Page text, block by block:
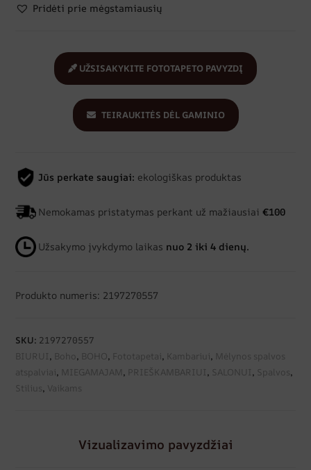
Pridėti prie mėgstamiausių
UŽSISAKYKITE FOTOTAPETO PAVYZDĮ
TEIRAUKITĖS DĖL GAMINIO
Jūs perkate saugiai: ekologiškas produktas
Nemokamas pristatymas perkant už mažiausiai€100
Užsakymo įvykdymo laikas nuo 2 iki 4 dienų.
Produkto numeris: 2197270557
SKU: 2197270557
BIURUI, Boho , BOHO, Fototapetai, Kambariui, Mėlynos spalvos
atspalviai, MIEGAMAJAM, PRIEŠKAMBARIUI, SALONUI, Spalvos ,
Stilius , Vaikams
Vizualizavimo pavyzdžiai